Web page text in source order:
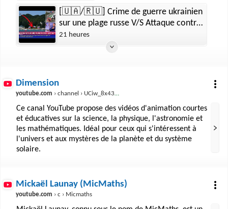
[🇺🇦/🇷🇺] Crime de guerre ukrainien
sur une plage russe V/S Attaque contre
un civil à Kherson
21 heures
Dimension
youtube.com › channel › UCiw_8x43hludK0PhuN9AJGg
Ce canal YouTube propose des vidéos d'animation courtes
et éducatives sur la science, la physique, l'astronomie et
les mathématiques. Idéal pour ceux qui s'intéressent à
l'univers et aux mystères de la planète et du système
solaire.
Mickaël Launay (MicMaths)
youtube.com › c › Micmaths